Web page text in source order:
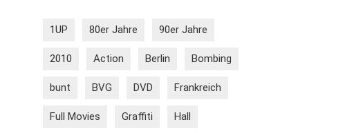
1UP 80er Jahre 90er Jahre
2010 Action Berlin Bombing
bunt BVG DVD Frankreich
Full Movies Graffiti Hall